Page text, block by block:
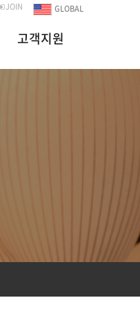
JOIN GLOBAL
고객지원